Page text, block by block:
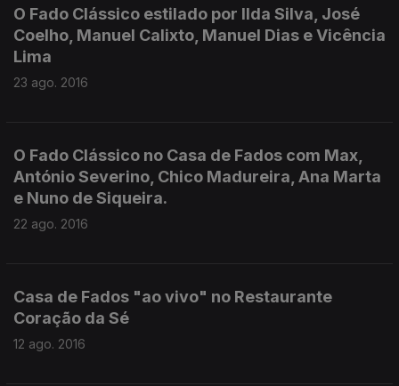
O Fado Clássico estilado por Ilda Silva, José
Coelho, Manuel Calixto, Manuel Dias e Vicência
Lima
23 ago. 2016
O Fado Clássico no Casa de Fados com Max,
António Severino, Chico Madureira, Ana Marta
e Nuno de Siqueira.
22 ago. 2016
Casa de Fados "ao vivo" no Restaurante
Coração da Sé
12 ago. 2016